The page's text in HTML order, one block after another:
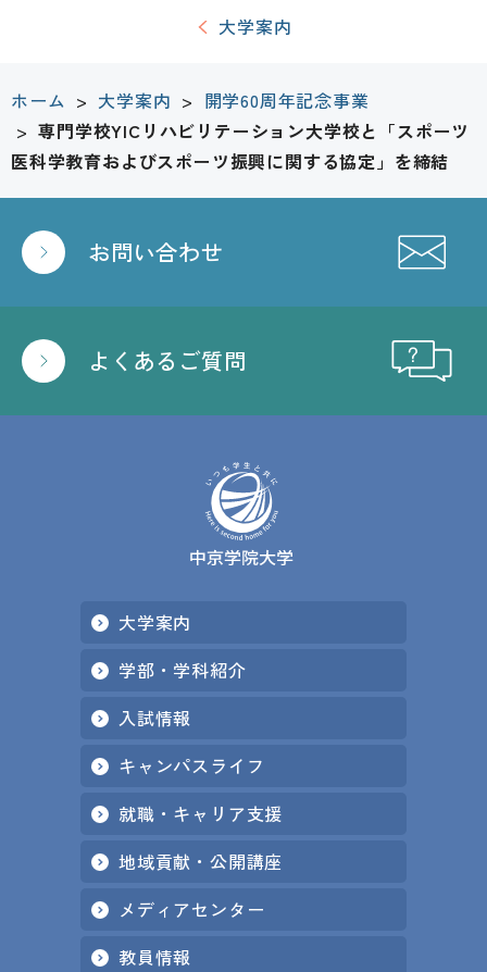
大学案内
ホーム > 大学案内 > 開学60周年記念事業
>専門学校YICリハビリテーション大学校と「スポーツ
医科学教育およびスポーツ振興に関する協定」を締結
お問い合わせ
よくあるご質問
大学案内
学部・学科紹介
入試情報
キャンパスライフ
就職・キャリア支援
地域貢献・公開講座
メディアセンター
教員情報